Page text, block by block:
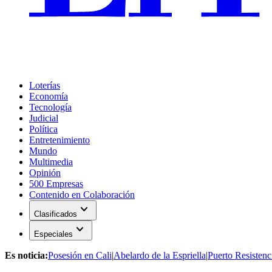
Loterías
Economía
Tecnología
Judicial
Política
Entretenimiento
Mundo
Multimedia
Opinión
500 Empresas
Contenido en Colaboración
Clasificados expand_more
Especiales expand_more
Es noticia:Posesión en Cali|Abelardo de la Espriella|Puerto